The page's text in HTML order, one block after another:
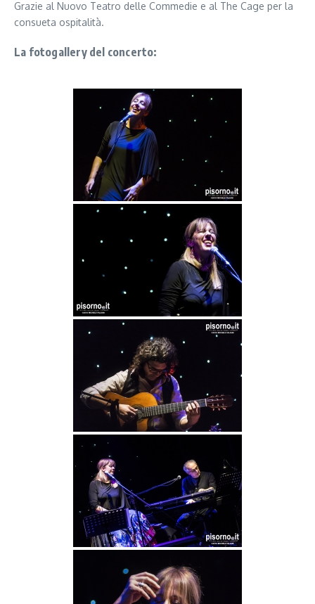
Grazie al Nuovo Teatro delle Commedie e al The Cage per la
consueta ospitalità.
La fotogallery del concerto: